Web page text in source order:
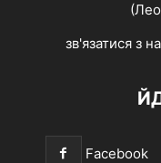
зв'язатися з
Facebook